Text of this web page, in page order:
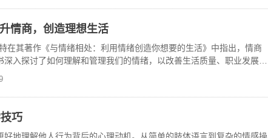
情商，创造理想生活
在其著作《与情绪相处：利用情绪创造你想要的生活》中指出，情商
入探讨了如何理解和管理我们的情绪，以改善生活质量、职业发展和
巧